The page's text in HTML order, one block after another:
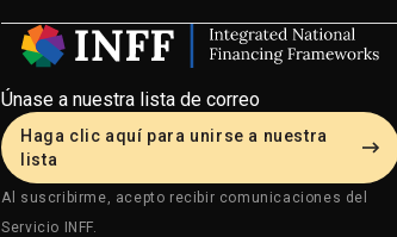
Únase a nuestra lista de correo
Haga clic aquí para unirse a nuestra
lista
Al suscribirme, acepto recibir comunicaciones del
Servicio INFF.